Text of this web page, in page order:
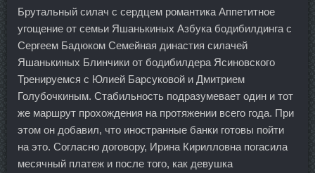
Брутальный силач с сердцем романтика Аппетитное
угощение от семьи Яшанькиных Азбука бодибилдинга с
Сергеем Бадюком Семейная династия силачей
Яшанькиных Блинчики от бодибилдера Ясиновского
Тренируемся с Юлией Барсуковой и Дмитрием
Голубочкиным. Стабильность подразумевает один и тот
же маршрут прохождения на протяжении всего года. При
этом он добавил, что иностранные банки готовы пойти
на это. Согласно договору, Ирина Кирилловна погасила
месячный платеж и после того, как девушка